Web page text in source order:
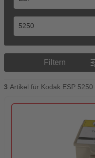
Filtern
Preisreihenfolge
3 Artikel für Kodak ESP 5250